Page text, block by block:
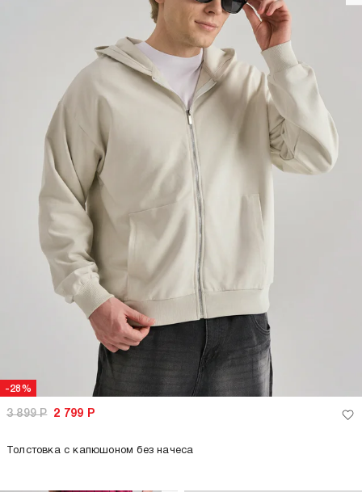
-28%
3 899Р 2 799 Р
Толстовка с капюшоном без начеса